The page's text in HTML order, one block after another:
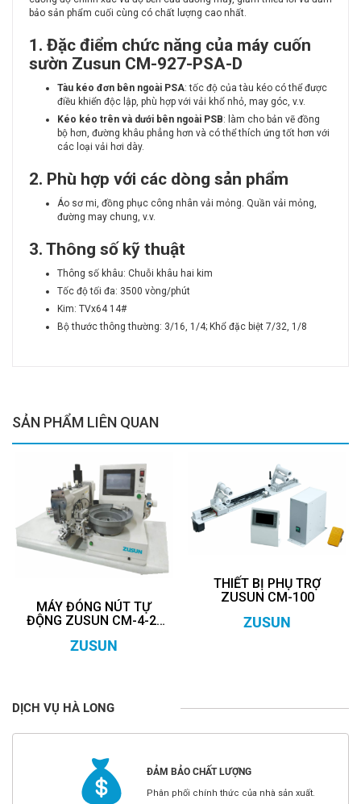
bảo sản phẩm cuối cùng có chất lượng cao nhất.
1. Đặc điểm chức năng của máy cuốn
sườn Zusun CM-927-PSA-D
Tàu kéo đơn bên ngoài PSA: tốc độ của tàu kéo có thể được
điều khiển độc lập, phù hợp với vải khổ nhỏ, may góc, v.v.
Kéo kéo trên và dưới bên ngoài PSB: làm cho bản vẽ đồng
bộ hơn, đường khâu phẳng hơn và có thể thích ứng tốt hơn với
các loại vải hơi dày.
2. Phù hợp với các dòng sản phẩm
Áo sơ mi, đồng phục công nhân vải mỏng. Quần vải mỏng,
đường may chung, v.v.
3. Thông số kỹ thuật
Thông số khâu: Chuỗi khâu hai kim
Tốc độ tối đa: 3500 vòng/phút
Kim: TVx64 14#
Bộ thước thông thường: 3/16, 1/4; Khổ đặc biệt 7/32, 1/8
SẢN PHẨM LIÊN QUAN
MÁY ĐÓNG NÚT TỰ
ĐỘNG ZUSUN CM-4-2-
ZUSUN
THIẾT BỊ PHỤ TRỢ
ZUSUN CM-100
ZUSUN
DỊCH VỤ HÀ LONG
ĐẢM BẢO CHẤT LƯỢNG
Phân phối chính thức của nhà sản xuất.